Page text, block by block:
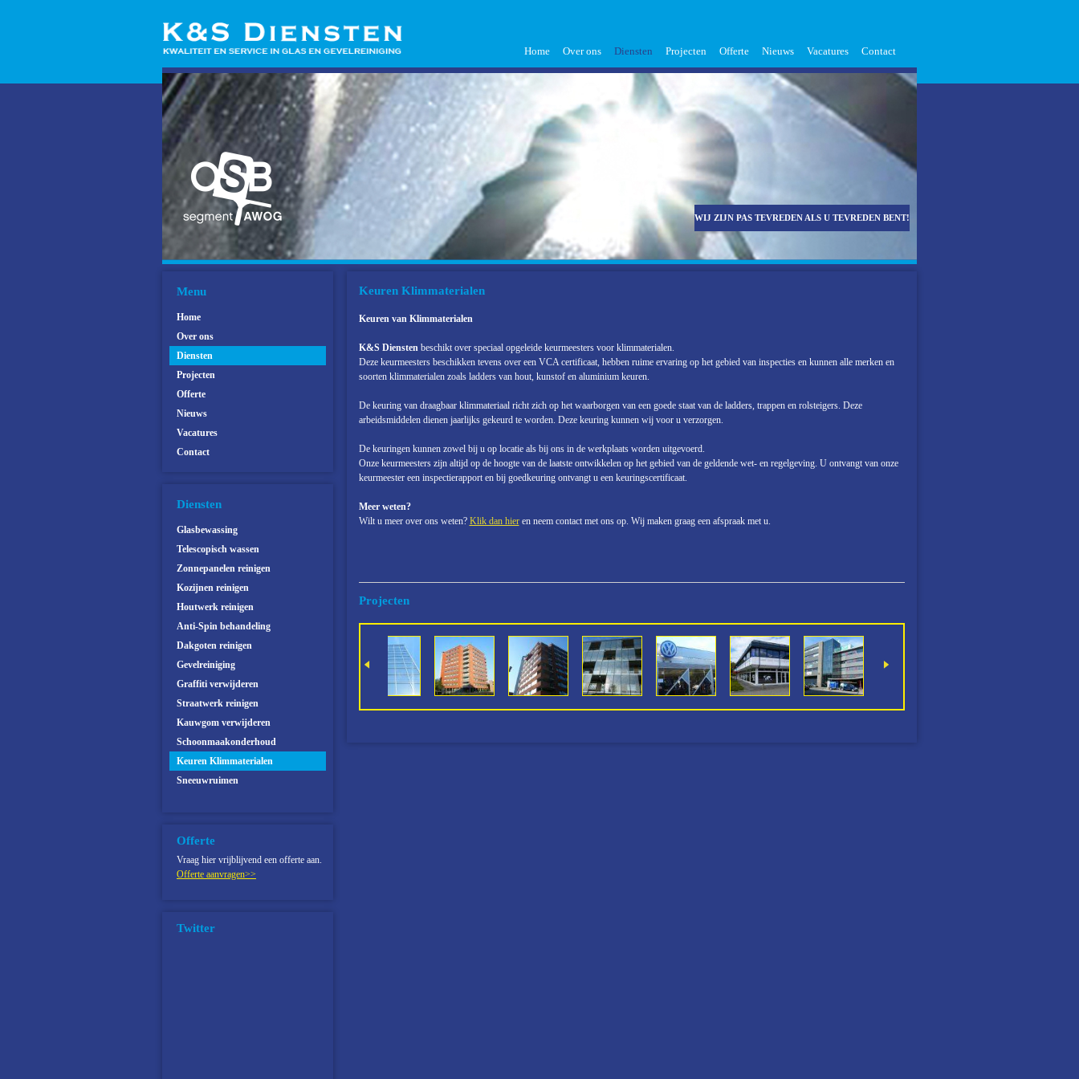
Home Over ons Diensten Projecten Offerte Nieuws Vacatures Contact
WIJ ZIJN PAS TEVREDEN ALS U TEVREDEN BENT!
Menu
Home
Over ons
Diensten
Projecten
Offerte
Nieuws
Vacatures
Contact
Diensten
Glasbewassing
Telescopisch wassen
Zonnepanelen reinigen
Kozijnen reinigen
Houtwerk reinigen
Anti-Spin behandeling
Dakgoten reinigen
Gevelreiniging
Graffiti verwijderen
Straatwerk reinigen
Kauwgom verwijderen
Schoonmaakonderhoud
Keuren Klimmaterialen
Sneeuwruimen
Offerte
Vraag hier vrijblijvend een offerte aan.
Offerte aanvragen>>
Twitter
Keuren Klimmaterialen
Keuren van Klimmaterialen
K&S Dienstenbeschikt over speciaal opgeleide keurmeesters voor klimmaterialen.
Deze keurmeesters beschikken tevens over een VCA certificaat, hebben ruime ervaring op het gebied van inspecties en kunnen alle merken en
soorten klimmaterialen zoals ladders van hout, kunstof en aluminium keuren.
De keuring van draagbaar klimmateriaal richt zich op het waarborgen van een goede staat van de ladders, trappen en rolsteigers. Deze
arbeidsmiddelen dienen jaarlijks gekeurd te worden. Deze keuring kunnen wij voor u verzorgen.
De keuringen kunnen zowel bij u op locatie als bij ons in de werkplaats worden uitgevoerd.
Onze keurmeesters zijn altijd op de hoogte van de laatste ontwikkelen op het gebied van de geldende wet- en regelgeving. U ontvangt van onze
keurmeester een inspectierapport en bij goedkeuring ontvangt u een keuringscertificaat.
Meer weten?
Wilt u meer over ons weten? Klik dan hieren neem contact met ons op. Wij maken graag een afspraak met u.
Projecten